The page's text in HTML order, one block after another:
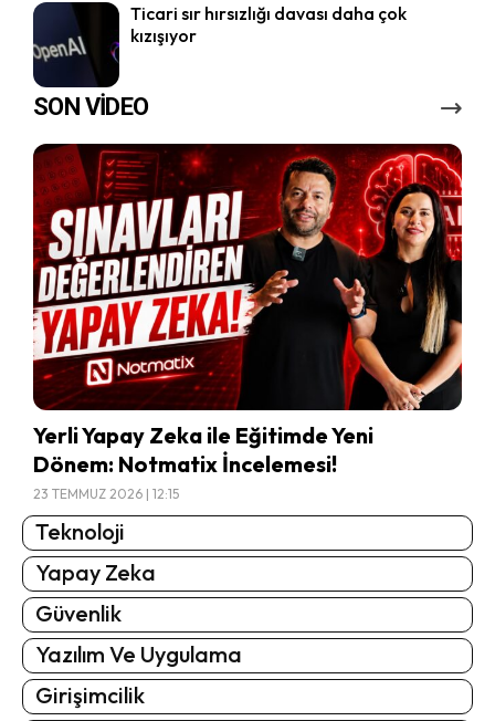
Ticari sır hırsızlığı davası daha çok
kızışıyor
SON VİDEO
Yerli Yapay Zeka ile Eğitimde Yeni
Dönem: Notmatix İncelemesi!
23 TEMMUZ 2026 | 12:15
Teknoloji
Yapay Zeka
Güvenlik
Yazılım Ve Uygulama
Girişimcilik